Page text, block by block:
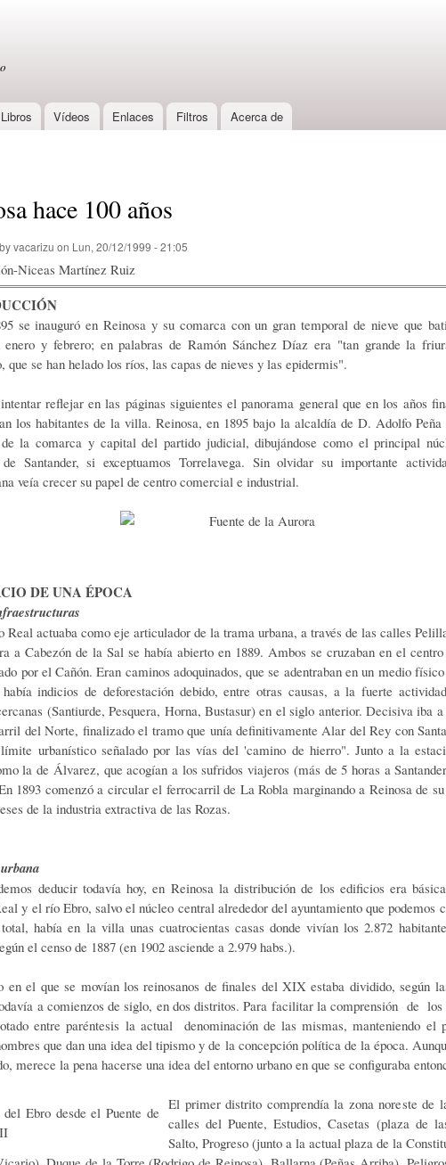
Libros Vídeos Enlaces Filtros Acerca de
hace 100 años
vacarizu on Lun, 20/12/1999 - 21:05
Niceas Martínez Ruiz
se inauguró en Reinosa y su comarca con un gran temporal de nieve que
enero y febrero; en palabras de Ramón Sánchez Díaz era "tan grande la
que se han helado los ríos, las capas de nieves y las epidermis".
reflejar en las páginas siguientes el panorama general que en los años
los habitantes de la villa. Reinosa, en 1895 bajo la alcaldía de D. Adolfo
de la comarca y capital del partido judicial, dibujándose como el principal
Santander, si exceptuamos Torrelavega. Sin olvidar su importante
veía crecer su papel de centro comercial e industrial.
DE UNA ÉPOCA
Real actuaba como eje articulador de la trama urbana, a través de las calles
a Cabezón de la Sal se había abierto en 1889. Ambos se cruzaban en el
por el Cañón. Eran caminos adoquinados, que se adentraban en un medio
indicios de deforestación debido, entre otras causas, a la fuerte
(Santiurde, Pesquera, Horna, Bustasur) en el siglo anterior. Decisiva iba
del Norte, finalizado el tramo que unía definitivamente Alar del Rey con
urbanístico señalado por las vías del 'camino de hierro". Junto a la
la de Álvarez, que acogían a los sufridos viajeros (más de 5 horas a
1893 comenzó a circular el ferrocarril de La Robla marginando a Reinosa de
de la industria extractiva de las Rozas.
deducir todavía hoy, en Reinosa la distribución de los edificios era
y el río Ebro, salvo el núcleo central alrededor del ayuntamiento que podemos
había en la villa unas cuatrocientas casas donde vivían los 2.872
el censo de 1887 (en 1902 asciende a 2.979 habs.).
en el que se movían los reinosanos de finales del XIX estaba dividido, según
a comienzos de siglo, en dos distritos. Para facilitar la comprensión de los
entre paréntesis la actual denominación de las mismas, manteniendo el
que dan una idea del tipismo y de la concepción política de la época.
merece la pena hacerse una idea del entorno urbano en que se configuraba
El primer distrito comprendía la zona noreste de
calles del Puente, Estudios, Casetas (plaza de
Salto, Progreso (junto a la actual plaza de la